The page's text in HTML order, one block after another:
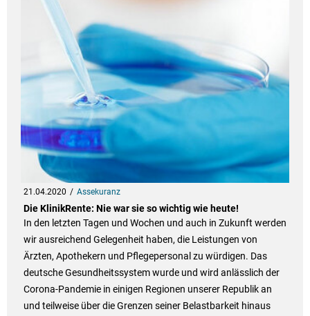
21.04.2020 Assekuranz
Die KlinikRente: Nie war sie so wichtig wie heute!
In den letzten Tagen und Wochen und auch in Zukunft werden
wir ausreichend Gelegenheit haben, die Leistungen von
Ärzten, Apothekern und Pflegepersonal zu würdigen. Das
deutsche Gesundheitssystem wurde und wird anlässlich der
Corona-Pandemie in einigen Regionen unserer Republik an
und teilweise über die Grenzen seiner Belastbarkeit hinaus